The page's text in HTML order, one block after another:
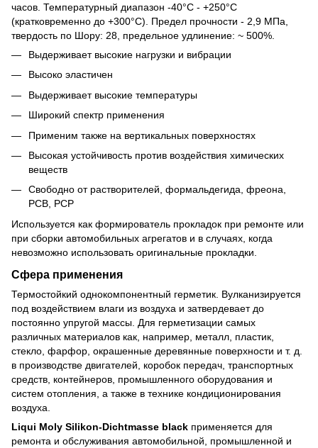
часов. Температурный диапазон -40°С - +250°С
(кратковременно до +300°С). Предел прочности - 2,9 МПа,
твердость по Шору: 28, предельное удлинение: ~ 500%.
Выдерживает высокие нагрузки и вибрации
Высоко эластичен
Выдерживает высокие температуры
Широкий спектр применения
Применим также на вертикальных поверхностях
Высокая устойчивость против воздействия химических
веществ
Свободно от растворителей, формальдегида, фреона,
PCB, PCР
Используется как формирователь прокладок при ремонте или
при сборки автомобильных агрегатов и в случаях, когда
невозможно использовать оригинальные прокладки.
Сфера применения
Термостойкий однокомпонентный герметик. Вулканизируется
под воздействием влаги из воздуха и затвердевает до
постоянно упругой массы. Для герметизации самых
различных материалов как, например, металл, пластик,
стекло, фарфор, окрашенные деревянные поверхности и т. д.
в производстве двигателей, коробок передач, транспортных
средств, контейнеров, промышленного оборудования и
систем отопления, а также в технике кондиционирования
воздуха.
Liqui Moly Silikon-Dichtmasse black применяется для
ремонта и обслуживания автомобильной, промышленной и